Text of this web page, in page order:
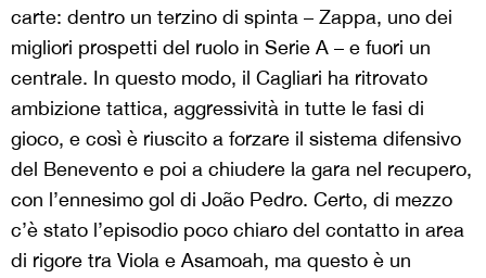
carte: dentro un terzino di spinta – Zappa, uno dei
migliori prospetti del ruolo in Serie A – e fuori un
centrale. In questo modo, il Cagliari ha ritrovato
ambizione tattica, aggressività in tutte le fasi di
gioco, e così è riuscito a forzare il sistema difensivo
del Benevento e poi a chiudere la gara nel recupero,
con l’ennesimo gol di João Pedro. Certo, di mezzo
c’è stato l’episodio poco chiaro del contatto in area
di rigore tra Viola e Asamoah, ma questo è un